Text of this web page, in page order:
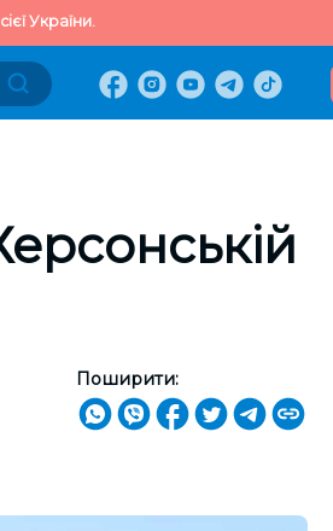
України.
Поширити: